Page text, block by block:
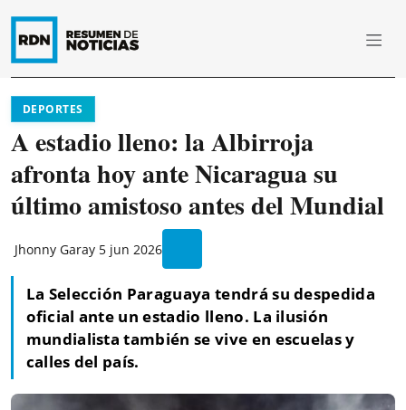
DEPORTES
A estadio lleno: la Albirroja
afronta hoy ante Nicaragua su
último amistoso antes del Mundial
Jhonny Garay 5 jun 2026
La Selección Paraguaya tendrá su despedida
oficial ante un estadio lleno. La ilusión
mundialista también se vive en escuelas y
calles del país.